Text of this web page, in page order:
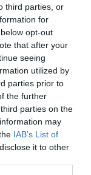
third parties, or
for
opt-out
that after your
seeing
utilized by
parties prior to
the further
parties on the
may
IAB’s List of
it to other
l’ultima trincea